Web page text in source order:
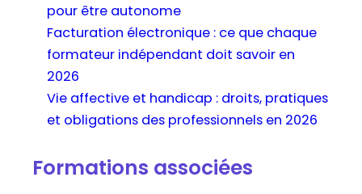
pour être autonome
Facturation électronique : ce que chaque
formateur indépendant doit savoir en
2026
Vie affective et handicap : droits, pratiques
et obligations des professionnels en 2026
Formations associées